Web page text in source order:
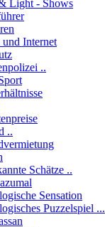
Light - Shows
Internet
..
..
Schätze ..
Sensation
Puzzelspiel ...